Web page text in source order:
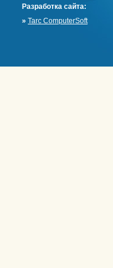
Разработка сайта:
» Tarc ComputerSoft